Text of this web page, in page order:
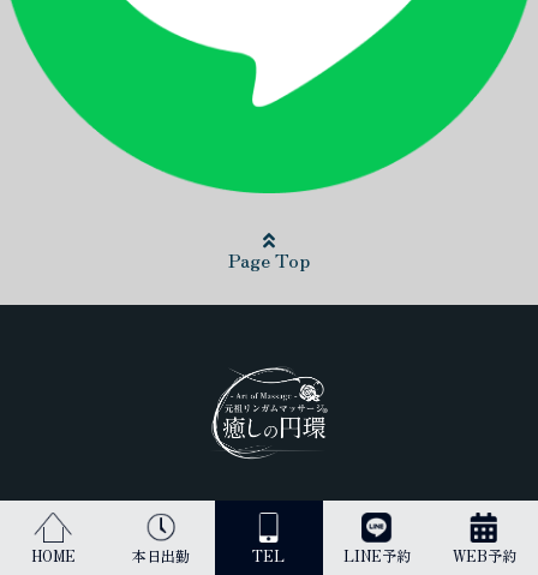
HOME 本日出勤 TEL LINE予約 WEB予約
Page Top
日本最高峰のリンガムマッサージ（男性器への丁寧なマッサージ）を
受けられるのは当店だけです。
古来より、王のみに与えられてきた施術を貴方にご提供します。